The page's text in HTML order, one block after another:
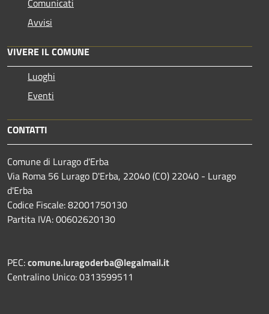
Comunicati
Avvisi
VIVERE IL COMUNE
Luoghi
Eventi
CONTATTI
Comune di Lurago d'Erba
Via Roma 56 Lurago D'Erba, 22040 (CO) 22040 - Lurago
d'Erba
Codice Fiscale: 82001750130
Partita IVA: 00602620130
PEC:comune.luragoderba@legalmail.it
Centralino Unico: 0313599511